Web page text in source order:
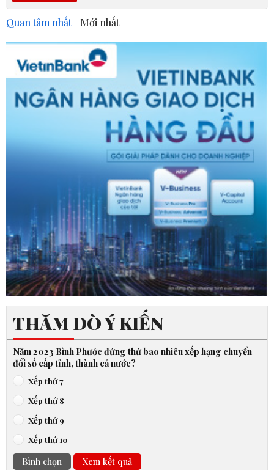
Quan tâm nhất Mới nhất
THĂM DÒ Ý KIẾN
Năm 2023 Bình Phước đứng thứ bao nhiêu xếp hạng chuyển
đổi số cấp tỉnh, thành cả nước?
Xếp thứ 7
Xếp thứ 8
Xếp thứ 9
Xếp thứ 10
Bình chọn Xem kết quả